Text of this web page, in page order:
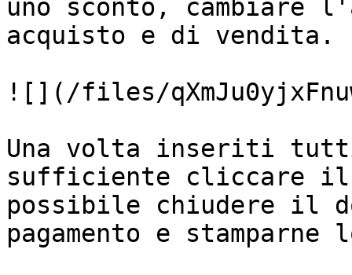
uno sconto,
acquisto e di vendita.
![](/files/
Una volta inseriti
sufficiente cliccare il
possibile chiudere il
pagamento e